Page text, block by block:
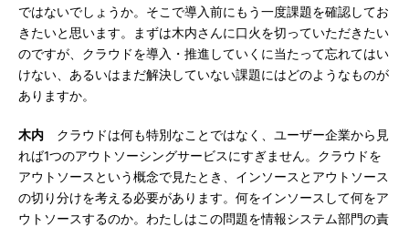
ではないでしょうか。そこで導入前にもう一度課題を確認してお
きたいと思います。まずは木内さんに口火を切っていただきたい
のですが、クラウドを導入・推進していくに当たって忘れてはい
けない、あるいはまだ解決していない課題にはどのようなものが
ありますか。
木内 クラウドは何も特別なことではなく、ユーザー企業から見
れば1つのアウトソーシングサービスにすぎません。クラウドを
アウトソースという概念で見たとき、インソースとアウトソース
の切り分けを考える必要があります。何をインソースして何をア
ウトソースするのか。わたしはこの問題を情報システム部門の責